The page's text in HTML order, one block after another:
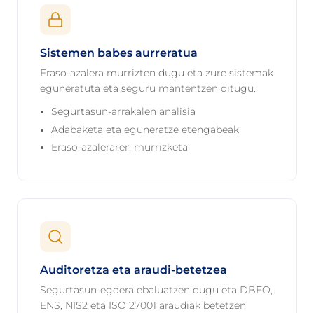
Sistemen babes aurreratua
Eraso-azalera murrizten dugu eta zure sistemak
eguneratuta eta seguru mantentzen ditugu.
Segurtasun-arrakalen analisia
Adabaketa eta eguneratze etengabeak
Eraso-azaleraren murrizketa
Auditoretza eta araudi-betetzea
Segurtasun-egoera ebaluatzen dugu eta DBEO,
ENS, NIS2 eta ISO 27001 araudiak betetzen